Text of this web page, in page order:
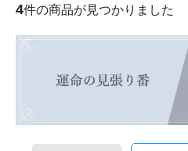
4件の商品が見つかりました